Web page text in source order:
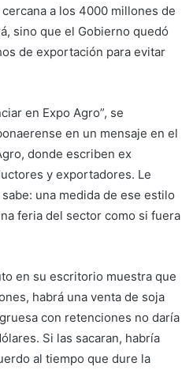
a los 4000 millones de
sino que el Gobierno quedó
de exportación para evitar
en Expo Agro”, se
en un mensaje en el
donde escriben ex
y exportadores. Le
una medida de ese estilo
feria del sector como si fuera
en su escritorio muestra que
habrá una venta de soja
con retenciones no daría
Si las sacaran, habría
al tiempo que dure la